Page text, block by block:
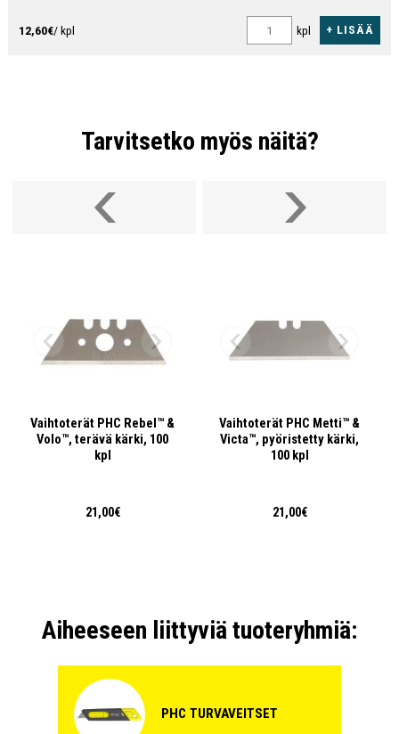
12,60€/ kpl kpl + LISÄÄ
Tarvitsetko myös näitä?
Vaihtoterät PHC Rebel™ &
Volo™, terävä kärki, 100
kpl
21,00€
Vaihtoterät PHC Metti™ &
Victa™, pyöristetty kärki,
100 kpl
21,00€
Aiheeseen liittyviä tuoteryhmiä:
PHC TURVAVEITSET